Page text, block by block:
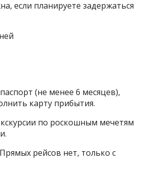
если планируете задержаться
(не менее 6 месяцев),
карту прибытия.
по роскошным мечетям
Прямых рейсов нет, только с